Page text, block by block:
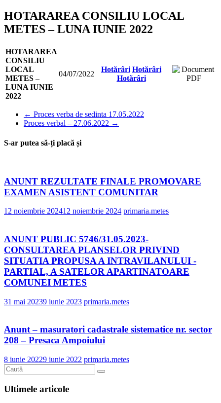
HOTARAREA CONSILIU LOCAL
METES – LUNA IUNIE 2022
HOTARAREA
CONSILIU
LOCAL
METES –
LUNA IUNIE
2022
04/07/2022
Hotărâri Hotărâri
Hotărâri
← Proces verba de sedinta 17.05.2022
Proces verbal – 27.06.2022 →
S-ar putea să-ți placă și
ANUNT REZULTATE FINALE PROMOVARE
EXAMEN ASISTENT COMUNITAR
12 noiembrie 202412 noiembrie 2024 primaria.metes
ANUNT PUBLIC 5746/31.05.2023-
CONSULTAREA PLANSELOR PRIVIND
SITUATIA PROPUSA A INTRAVILANULUI -
PARTIAL, A SATELOR APARTINATOARE
COMUNEI METES
31 mai 20239 iunie 2023 primaria.metes
Anunt – masuratori cadastrale sistematice nr. sector
208 – Presaca Ampoiului
8 iunie 20229 iunie 2022 primaria.metes
Ultimele articole